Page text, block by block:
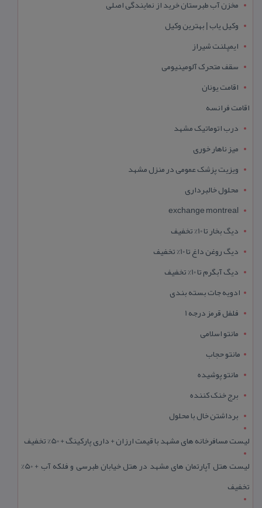
مخزن آب طبرستان خرید از نمایندگی اصلی
وکیل یاب | بهترین وکیل
ایمپلنت شیراز
سقف متحرک آلومینیومی
اقامت یونان
اقامت فرانسه
درب اتوماتیک مشهد
میز ناهار خوری
ویزیت پزشک عمومی در منزل مشهد
محلول خالبرداری
exchange montreal
دیگ بخار تا 10% تخفیف
دیگ روغن داغ تا 10% تخفیف
دیگ آبگرم تا 10% تخفیف
ادویه جات بسته بندی
فلفل قرمز درجه 1
مانتو اسلامی
مانتو حجاب
مانتو پوشیده
برج خنک کننده
برداشتن خال با محلول
لیست مسافرخانه های مشهد با قیمت ارزان + داری پارکینگ + 50% تخفیف
لیست هتل آپارتمان های مشهد در هتل خیابان طبرسی و فلکه آب + 50%
تخفیف